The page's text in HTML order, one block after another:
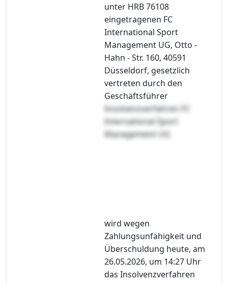
unter HRB 76108
eingetragenen FC
International Sport
Management UG, Otto -
Hahn - Str. 160, 40591
Düsseldorf, gesetzlich
vertreten durch den
Geschäftsführer
Insolvenzverfahren FC
International Sport
Management UG
wird wegen
Zahlungsunfähigkeit und
Überschuldung heute, am
26.05.2026, um 14:27 Uhr
das Insolvenzverfahren